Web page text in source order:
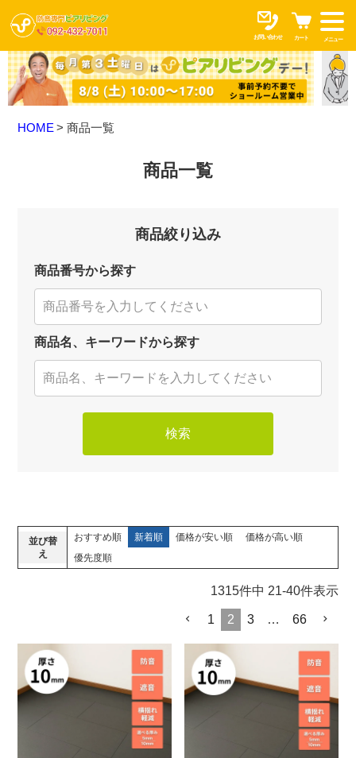
お問い合わせ カート メニュー
HOME 商品一覧
商品一覧
商品絞り込み
商品番号から探す
商品名、キーワードから探す
検索
並び替
え
おすすめ順 新着順 価格が安い順
価格が高い順
優先度順
1315件中 21-40件表示
1 2 3 … 66